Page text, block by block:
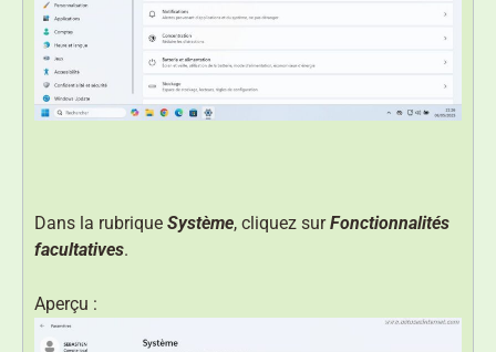
Dans la rubrique Système, cliquez surFonctionnalités
facultatives.
Aperçu :